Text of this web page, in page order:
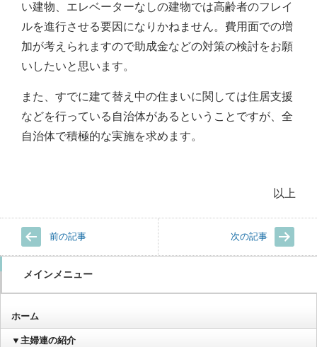
い建物、エレベーターなしの建物では高齢者のフレイ
ルを進行させる要因になりかねません。費用面での増
加が考えられますので助成金などの対策の検討をお願
いしたいと思います。
また、すでに建て替え中の住まいに関しては住居支援
などを行っている自治体があるということですが、全
自治体で積極的な実施を求めます。
以上
前の記事 次の記事
メインメニュー
ホーム
▼主婦連の紹介